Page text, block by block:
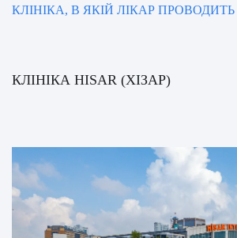
КЛІНІКА, В ЯКІЙ ЛІКАР ПРОВОДИТЬ
КЛІНІКА HISAR (ХІЗАР)